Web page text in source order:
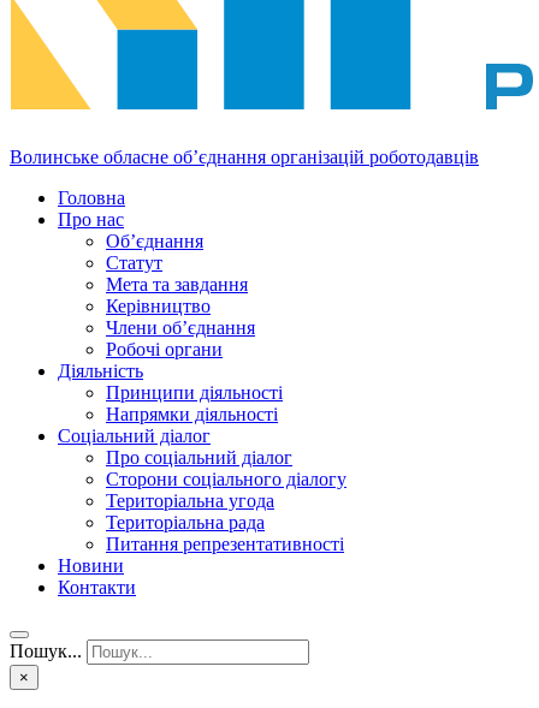
Волинське обласне об’єднання організацій роботодавців
Головна
Про нас
Об’єднання
Статут
Мета та завдання
Керівництво
Члени об’єднання
Робочі органи
Діяльність
Принципи діяльності
Напрямки діяльності
Соціальний діалог
Про соціальний діалог
Сторони соціального діалогу
Територіальна угода
Територіальна рада
Питання репрезентативності
Новини
Контакти
Пошук...
×